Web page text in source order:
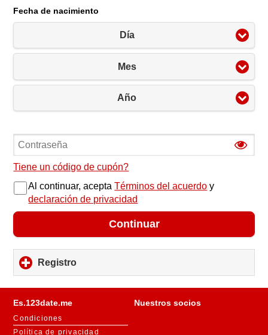
Fecha de nacimiento
Día
Mes
Año
Tiene un código de cupón?
Al continuar, aceptaTérminos del acuerdo y
declaración de privacidad
Continuar
Registro
to
expand
Es.123date.me
Condiciones
Política de privacidad
Nuestros socios